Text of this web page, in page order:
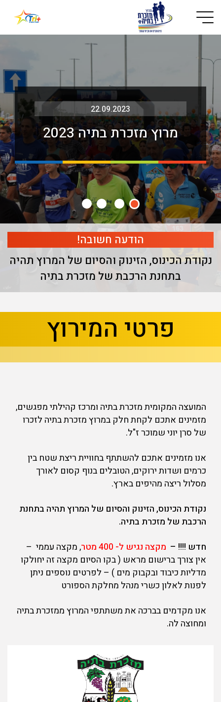
Button used only for devices with a small screen
22.09.2023
מרוץ מזכרת בתיה 2023
הודעה חשובה!
נקודת הכינוס, הזינוק והסיום של המרוץ תהיה
בתחנת הרכבת של מזכרת בתיה
פרטי המירוץ
המועצה המקומית מזכרת בתיה ומרכז קהילתי מפגשים,
מזמינים אתכם לקחת חלק במרוץ מזכרת בתיה לזכרו
של סרן יוני שמוכר ז"ל.
אנו מזמינים אתכם להשתתף בחוויית ריצת שטח בין
כרמים ושדות ירוקים, הטובלים בנוף קסום לאורך
מסלול ריצה מהיפים בארץ.
נקודת הכינוס, הזינוק והסיום של המרוץ תהיה בתחנת
הרכבת של מזכרת בתיה.
חדש !!!! – מקצה נגיש ל- 400 מטר
, מקצה עממי –
אין צורך ברישום מראש ( בקו הסיום מקצה זה יחולקו
מדליות כיבוד ובקבוק מים ) – לפרטים נוספים ניתן
לפנות לאלון כשרי מנהל מחלקת הספורט
אנו מקדמים בברכה את משתתפי המרוץ ממזכרת בתיה
ומחוצה לה.